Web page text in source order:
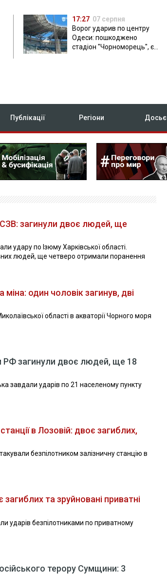
17:27 07 серпня
Ворог ударив по центру
Одеси: пошкоджено
стадіон "Чорноморець", є
Публікації Регіони Досьє
загинули двоє людей, ще
удару по Ізюму Харківської області.
людей, ще четверо отримали поранення
один чоловік загинув, дві
області в акваторії Чорного моря
РФ загинули двоє людей, ще 18
завдали ударів по 21 населеному пункту
в Лозовій: двоє загиблих,
безпілотником залізничну станцію в
та зруйновані приватні
ударів безпілотниками по приватному
терору Сумщини: 3